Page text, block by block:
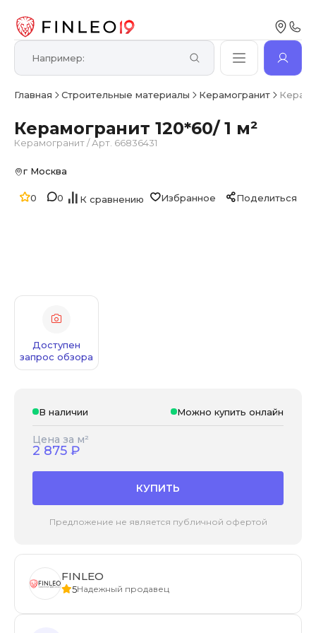
Главная Строительные материалы Керамогранит
Керамогранит 120*60/ 1 м²
Керамогранит/Арт. 66836431
0 0 К сравнению Избранное Поделиться
г Москва
Доступен
запрос обзора
В наличии Можно купить онлайн
Цена за м²
2 875 ₽
КУПИТЬ
Предложение не является публичной офертой
FINLEO
5Надежный продавец